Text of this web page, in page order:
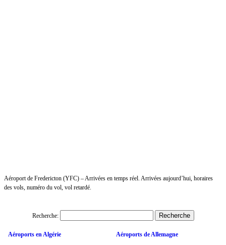
Aéroport de Fredericton (YFC) – Arrivées en temps réel. Arrivées aujourd’hui, horaires
des vols, numéro du vol, vol retardé.
Recherche:
Aéroports en Algérie Aéroports de Allemagne